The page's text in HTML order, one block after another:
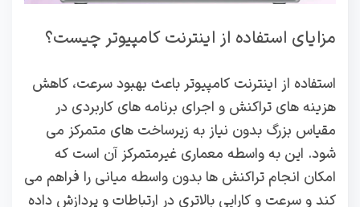
مزایای استفاده از اینترنت کامپیوتر چیست؟
استفاده از اینترنت کامپیوتر باعث بهبود سرعت، کاهش
هزینه‌ های تراکنش و اجرای برنامه‌ های کاربردی در
مقیاس بزرگ بدون نیاز به زیرساخت‌ های متمرکز می‌
شود. این به واسطه معماری غیرمتمرکز آن است که
امکان انجام تراکنش‌ ها بدون واسطه میانی را فراهم می‌
کند و سرعت و کارایی بالاتری در ارتباطات و پردازش داده‌